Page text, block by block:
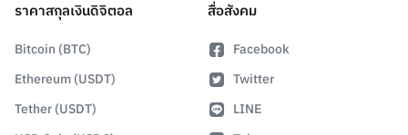
ราคาสกุลเงินดิจิตอล
Bitcoin (BTC)
Ethereum (USDT)
Tether (USDT)
สื่อสังคม
Facebook
Twitter
LINE